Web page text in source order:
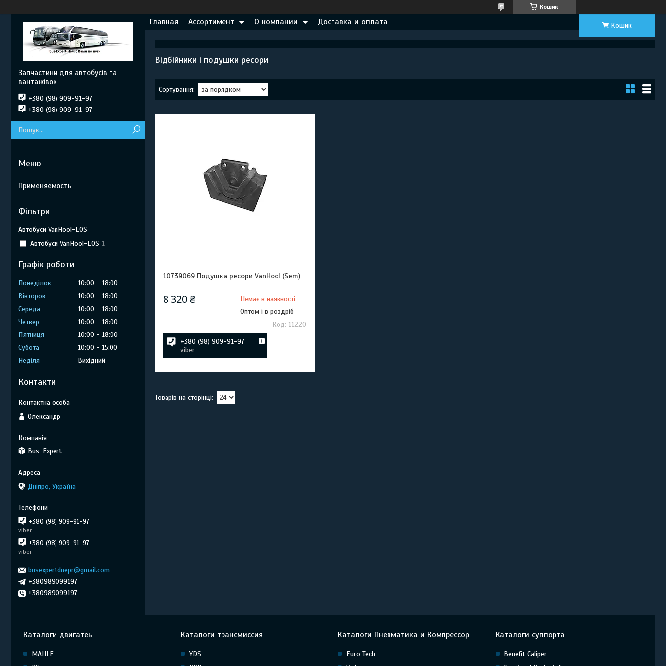
Кошик
Главная Ассортимент О компании Доставка и оплата Кошик
Відбійники і подушки ресори
10739069 Подушка ресори VanHool (Sem)
8 320 ₴
Немає в наявності
Оптом і в роздріб
11220
+380 (98) 909-91-97
viber
Запчастини для автобусів та
вантажівок
+380 (98) 909-91-97
+380 (98) 909-91-97
Применяемость
Фільтри
Автобуси VanHool-EOS
Автобуси VanHool-EOS 1
Графік роботи
Понеділок 10:00
18:00
Вівторок
10:00
18:00
Середа
10:00
18:00
Четвер
10:00
18:00
Пʼятниця
10:00
18:00
Субота
10:00
15:00
Неділя
Вихідний
Контакти
Олександр
Bus-Expert
Дніпро, Україна
+380 (98) 909-91-97
viber
+380 (98) 909-91-97
viber
busexpertdnepr@gmail.com
+380989099197
+380989099197
Каталоги двигатеь
MAHLE
Каталоги трансмиссия
YDS
Каталоги Пневматика и Компрессор
Euro Tech
Каталоги суппорта
Benefit Caliper